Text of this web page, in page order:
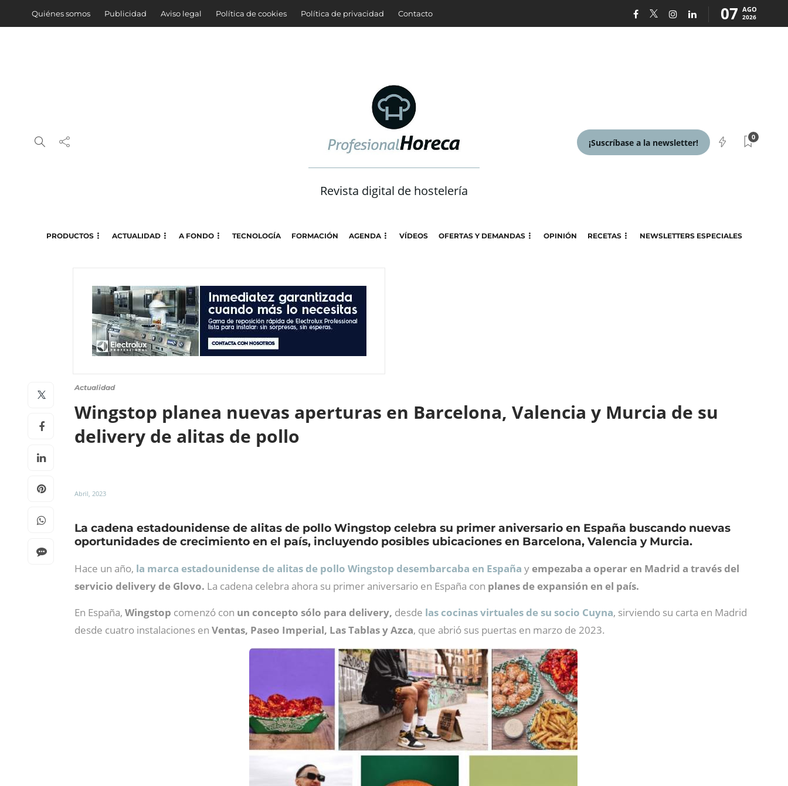
Quiénes somos Publicidad Aviso legal Política de cookies Política de privacidad Contacto 07 AGO
2026
Revista digital de hostelería
¡Suscríbase a la newsletter!
0
PRODUCTOS ACTUALIDAD A FONDO TECNOLOGÍA FORMACIÓN AGENDA VÍDEOS OFERTAS Y DEMANDAS OPINIÓN RECETAS NEWSLETTERS ESPECIALES
Actualidad
Wingstop planea nuevas aperturas en Barcelona, Valencia y Murcia de su
delivery de alitas de pollo
Abril, 2023
La cadena estadounidense de alitas de pollo Wingstop celebra su primer aniversario en España buscando nuevas
oportunidades de crecimiento en el país, incluyendo posibles ubicaciones en Barcelona, Valencia y Murcia.
Hace un año, la marca estadounidense de alitas de pollo Wingstop desembarcaba en España yempezaba a operar en Madrid a través del
servicio delivery de Glovo. La cadena celebra ahora su primer aniversario en España con planes de expansión en el país.
En España, Wingstop comenzó con un concepto sólo para delivery, desde las cocinas virtuales de su socio Cuyna, sirviendo su carta en Madrid
desde cuatro instalaciones en Ventas, Paseo Imperial, Las Tablas y Azca, que abrió sus puertas en marzo de 2023.